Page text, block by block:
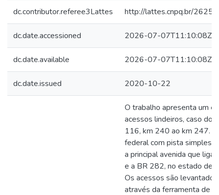
dc.contributor.referee3Lattes http://lattes.cnpq.br/
dc.date.accessioned 2026-07-07T11:10:08Z
dc.date.available 2026-07-07T11:10:08Z
dc.date.issued 2020-10-22
O trabalho apresenta um
acessos lindeiros, caso do
116, km 240 ao km 247.
federal com pista simples
a principal avenida que
e a BR 282, no estado de
Os acessos são
através da ferramenta de